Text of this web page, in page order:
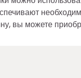
вы можете